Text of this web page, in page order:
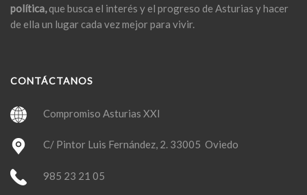
política,que busca el interés y el progreso de Asturias y hacer
de ella un lugar cada vez mejor para vivir.
CONTÁCTANOS
Compromiso Asturias XXI
C/ Pintor Luis Fernández, 2. 33005 Oviedo
985 23 21 05